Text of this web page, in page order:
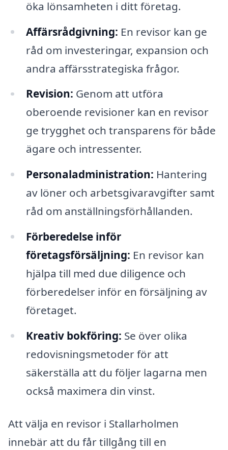
öka lönsamheten i ditt företag.
Affärsrådgivning: En revisor kan ge
råd om investeringar, expansion och
andra affärsstrategiska frågor.
Revision: Genom att utföra
oberoende revisioner kan en revisor
ge trygghet och transparens för både
ägare och intressenter.
Personaladministration: Hantering
av löner och arbetsgivaravgifter samt
råd om anställningsförhållanden.
Förberedelse inför
företagsförsäljning: En revisor kan
hjälpa till med due diligence och
förberedelser inför en försäljning av
företaget.
Kreativ bokföring: Se över olika
redovisningsmetoder för att
säkerställa att du följer lagarna men
också maximera din vinst.
Att välja en revisor i Stallarholmen
innebär att du får tillgång till en